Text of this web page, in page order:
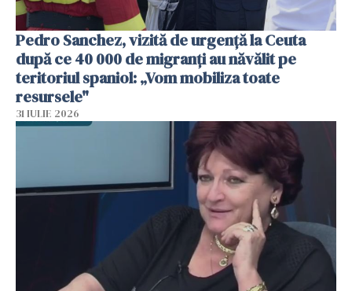
Pedro Sanchez, vizită de urgență la Ceuta
după ce 40 000 de migranți au năvălit pe
teritoriul spaniol: „Vom mobiliza toate
resursele"
31 IULIE 2026